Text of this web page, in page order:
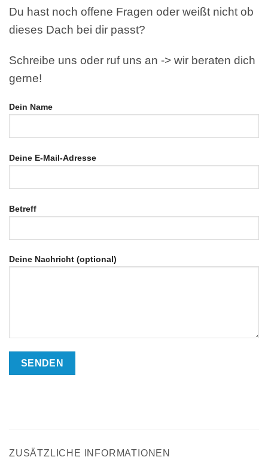
Du hast noch offene Fragen oder weißt nicht ob
dieses Dach bei dir passt?
Schreibe uns oder ruf uns an -> wir beraten dich
gerne!
Dein Name
Deine E-Mail-Adresse
Betreff
Deine Nachricht (optional)
ZUSÄTZLICHE INFORMATIONEN